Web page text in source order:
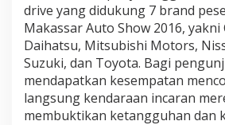
drive yang didukung 7 brand
Makassar Auto Show 2016, yakni
Daihatsu, Mitsubishi Motors,
Suzuki, dan Toyota. Bagi
mendapatkan kesempatan
langsung kendaraan incaran
membuktikan ketangguhan dan